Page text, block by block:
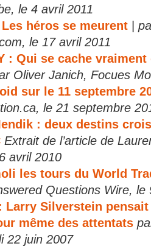
le 4 avril 2011
héros se meurent
le 17 avril 2011
: Qui se cache
Oliver Janich, Focues
sur le 11 septembre
le 21 septembre
: deux destins
Extrait de l’article de
avril 2010
les tours du World
Questions Wire, le
Larry Silverstein
même des attentats
22 juin 2007